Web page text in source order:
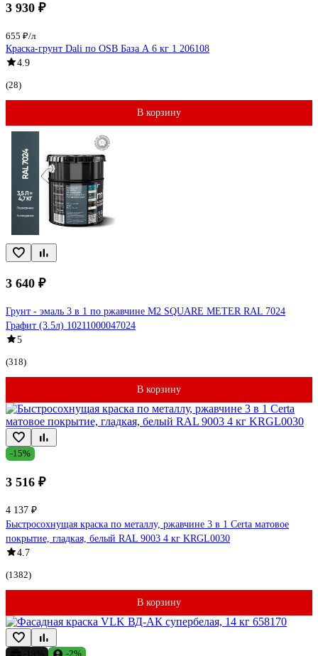
3 930 ₽
655 ₽/л
Краска-грунт Dali по OSB База А 6 кг 1 206108
4.9
(28)
В корзину
3 640 ₽
Грунт - эмаль 3 в 1 по ржавчине M2 SQUARE METER RAL 7024
Графит (3.5л) 10211000047024
5
(318)
В корзину
-15%
3 516 ₽
4 137 ₽
Быстросохнущая краска по металлу, ржавчине 3 в 1 Certa матовое
покрытие, гладкая, белый RAL 9003 4 кг KRGL0030
4.7
(1382)
В корзину
-2%